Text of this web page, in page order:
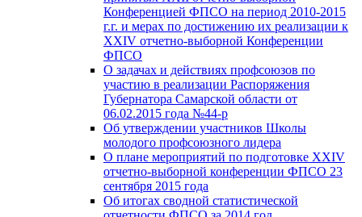
Конференцией ФПСО на период 2010-2015
г.г. и мерах по достижению их реализации к
XXIV отчетно-выборной Конференции
ФПСО
О задачах и действиях профсоюзов по
участию в реализации Распоряжения
Губернатора Самарской области от
06.02.2015 года №44-р
Об утверждении участников Школы
молодого профсоюзного лидера
О плане мероприятий по подготовке XXIV
отчетно-выборной конференции ФПСО 23
сентября 2015 года
Об итогах сводной статистической